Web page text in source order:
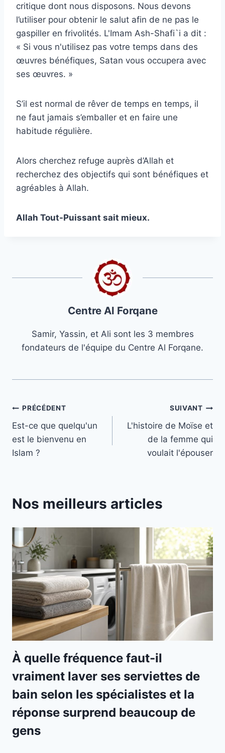
critique dont nous disposons. Nous devons
l’utiliser pour obtenir le salut afin de ne pas le
gaspiller en frivolités. L'Imam Ash-Shafi`i a dit :
« Si vous n'utilisez pas votre temps dans des
œuvres bénéfiques, Satan vous occupera avec
ses œuvres. »
S’il est normal de rêver de temps en temps, il
ne faut jamais s’emballer et en faire une
habitude régulière.
Alors cherchez refuge auprès d’Allah et
recherchez des objectifs qui sont bénéfiques et
agréables à Allah.
Allah Tout-Puissant sait mieux.
Centre Al Forqane
Samir, Yassin, et Ali sont les 3 membres
fondateurs de l'équipe du Centre Al Forqane.
Navigation
de
l’article
PRÉCÉDENT
Est-ce que quelqu'un
est le bienvenu en
Islam ?
SUIVANT
L'histoire de Moïse et
de la femme qui
voulait l'épouser
Nos meilleurs articles
À quelle fréquence faut-il
vraiment laver ses serviettes de
bain selon les spécialistes et la
réponse surprend beaucoup de
gens